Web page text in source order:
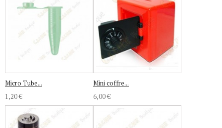
Micro Tube...
1,20 €
Mini coffre...
6,00 €